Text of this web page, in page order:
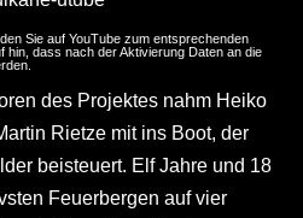
Sie auf YouTube zum entsprechenden
hin, dass nach der Aktivierung Daten an die
des Projektes nahm Heiko
Rietze mit ins Boot, der
beisteuert. Elf Jahre und 18
Feuerbergen auf vier